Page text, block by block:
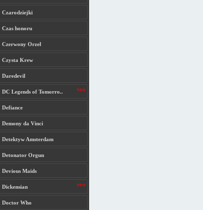
Czarodziejki
Czas honoru
Czerwony Orzeł
Czysta Krew
Daredevil
DC Legends of Tomorro..
Defiance
Demony da Vinci
Detektyw Amsterdam
Detonator Orgun
Devious Maids
Dickensian
Doctor Who